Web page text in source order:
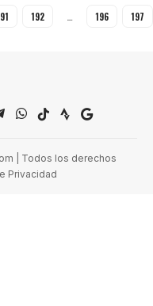
192 … 196 197
| Todos los derechos
Privacidad